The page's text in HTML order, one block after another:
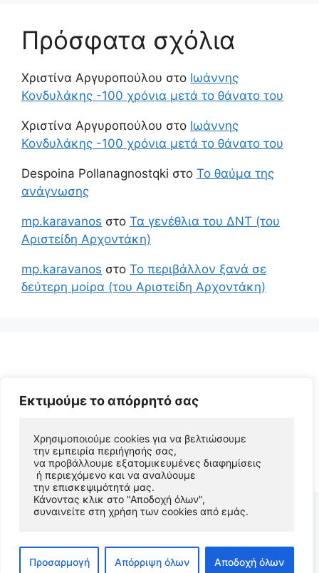
Εκτιμούμε το απόρρητό σας
Χρησιμοποιούμε cookies για να βελτιώσουμε
την εμπειρία περιήγησής σας,
να προβάλλουμε εξατομικευμένες διαφημίσεις
ή περιεχόμενο και να αναλύουμε
την επισκεψιμότητά μας.
Κάνοντας κλικ στο "Αποδοχή όλων",
συναινείτε στη χρήση των cookies από εμάς.
Προσαρμογή Απόρριψη όλων Αποδοχή όλων
Πρόσφατα σχόλια
Χριστίνα Αργυροπούλου στο Ιωάννης
Κονδυλάκης -100 χρόνια μετά το θάνατο του
Χριστίνα Αργυροπούλου στο Ιωάννης
Κονδυλάκης -100 χρόνια μετά το θάνατο του
Despoina Pollanagnostqki στο Το θαύμα της
ανάγνωσης
mp.karavanos στο Τα γενέθλια του ΔΝΤ (του
Αριστείδη Αρχοντάκη)
mp.karavanos στο Το περιβάλλον ξανά σε
δεύτερη μοίρα (του Αριστείδη Αρχοντάκη)
© 2026 Αριστείδης Αρχοντάκης Φυσικός Συγγραφέας
• Φτιαγμένο μεGeneratePress